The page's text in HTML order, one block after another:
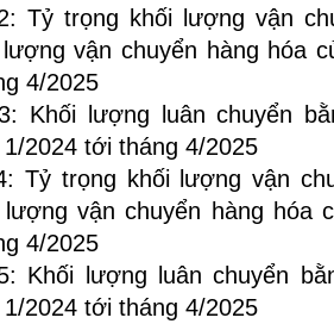
Tỷ trọng khối lượng vận
vận chuyển hàng hóa
4/2025
Khối lượng luân chuyển
2024 tới tháng 4/2025
Tỷ trọng khối lượng vận
vận chuyển hàng hóa
4/2025
Khối lượng luân chuyển
2024 tới tháng 4/2025